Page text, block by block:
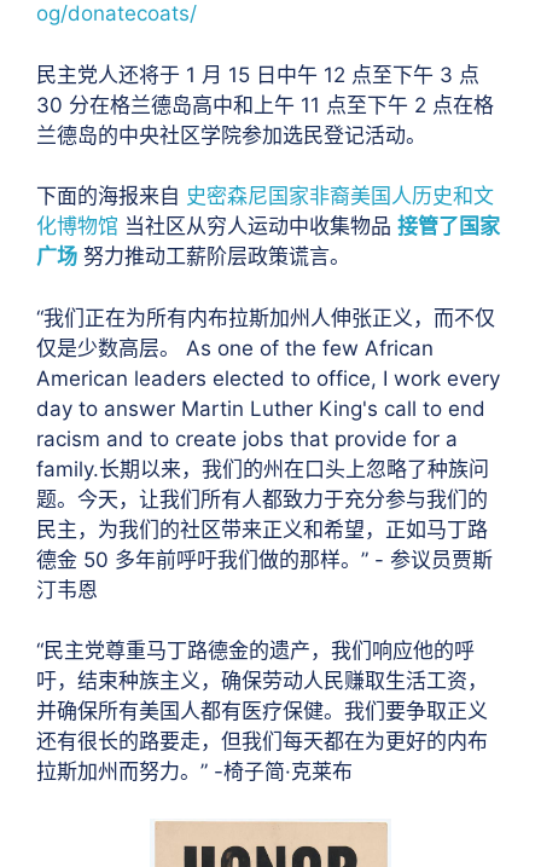
og/donatecoats/
民主党人还将于 1 月 15 日中午 12 点至下午 3 点
30 分在格兰德岛高中和上午 11 点至下午 2 点在格
兰德岛的中央社区学院参加选民登记活动。
下面的海报来自 史密森尼国家非裔美国人历史和文
化博物馆 当社区从穷人运动中收集物品 接管了国家
广场 努力推动工薪阶层政策谎言。
“我们正在为所有内布拉斯加州人伸张正义，而不仅
仅是少数高层。 As one of the few African
American leaders elected to office, I work every
day to answer Martin Luther King's call to end
racism and to create jobs that provide for a
family.长期以来，我们的州在口头上忽略了种族问
题。今天，让我们所有人都致力于充分参与我们的
民主，为我们的社区带来正义和希望，正如马丁路
德金 50 多年前呼吁我们做的那样。” - 参议员贾斯
汀韦恩
“民主党尊重马丁路德金的遗产，我们响应他的呼
吁，结束种族主义，确保劳动人民赚取生活工资，
并确保所有美国人都有医疗保健。我们要争取正义
还有很长的路要走，但我们每天都在为更好的内布
拉斯加州而努力。” -椅子简·克莱布